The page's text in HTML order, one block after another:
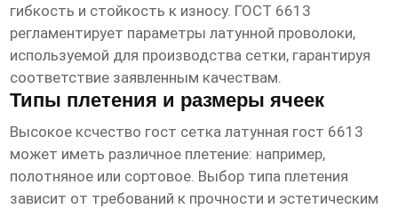
гибкость и стойкость к износу. ГОСТ 6613
регламентирует параметры латунной проволоки,
используемой для производства сетки, гарантируя
соответствие заявленным качествам.
Типы плетения и размеры ячеек
Высокое ксчество гост сетка латунная гост 6613
может иметь различное плетение: например,
полотняное или сортовое. Выбор типа плетения
зависит от требований к прочности и эстетическим